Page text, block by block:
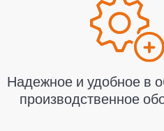
Надежное и удобное в
производственное